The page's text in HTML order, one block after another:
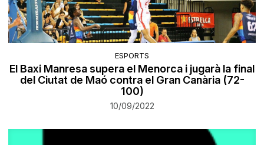
ESPORTS
El Baxi Manresa supera el Menorca i jugarà la final
del Ciutat de Maó contra el Gran Canària (72-
100)
10/09/2022